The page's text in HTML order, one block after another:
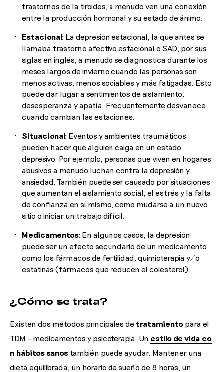
trastornos de la tiroides, a menudo ven una conexión
entre la producción hormonal y su estado de ánimo.
Estacional: La depresión estacional, la que antes se
llamaba trastorno afectivo estacional o SAD, por sus
siglas en inglés, a menudo se diagnostica durante los
meses largos de invierno cuando las personas son
menos activas, menos sociables y más fatigadas. Esto
puede dar lugar a sentimientos de aislamiento,
desesperanza y apatía. Frecuentemente desvanece
cuando cambian las estaciones.
Situacional: Eventos y ambientes traumáticos
pueden hacer que alguien caiga en un estado
depresivo. Por ejemplo, personas que viven en hogares
abusivos a menudo luchan contra la depresión y
ansiedad. También puede ser causado por situaciones
que aumentan el aislamiento social, el estrés y la falta
de confianza en sí mismo, como mudarse a un nuevo
sitio o iniciar un trabajo difícil.
Medicamentos: En algunos casos, la depresión
puede ser un efecto secundario de un medicamento
como los fármacos de fertilidad, quimioterapia y/o
estatinas (fármacos que reducen el colesterol).
¿Cómo se trata?
Existen dos métodos principales de tratamiento para el
TDM – medicamentos y psicoterapia. Un estilo de vida co
n hábitos sanos también puede ayudar. Mantener una
dieta equilibrada, un horario de sueño de 8 horas, un